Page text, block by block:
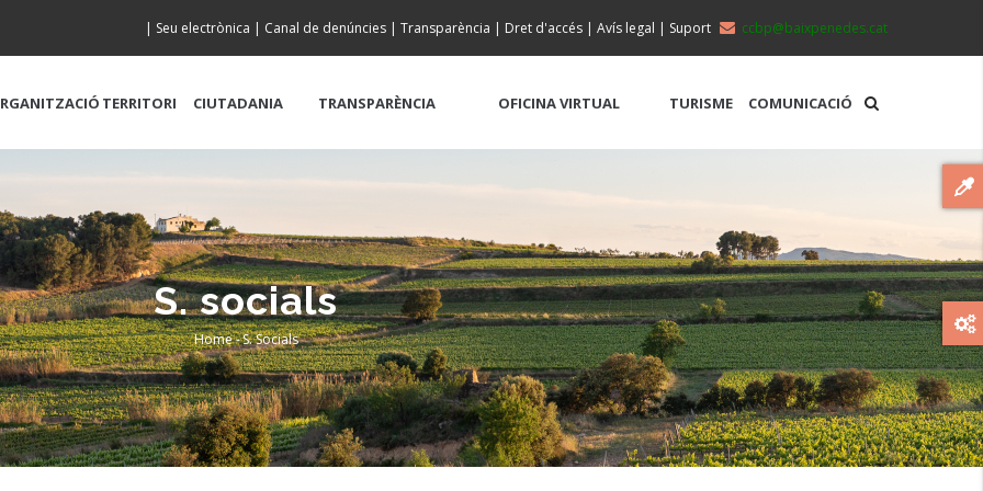
ccbp@baixpenedes.cat
| Seu electrònica | Canal de denúncies | Transparència | Dret d'accés | Avís legal | Suport
TERRITORI CIUTADANIA TRANSPARÈNCIA OFICINA VIRTUAL TURISME COMUNICACIÓ
S. socials
Breadcrumb
Home-S. Socials